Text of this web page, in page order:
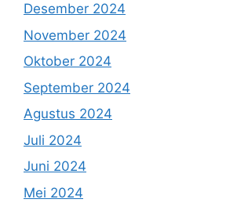
Desember 2024
November 2024
Oktober 2024
September 2024
Agustus 2024
Juli 2024
Juni 2024
Mei 2024